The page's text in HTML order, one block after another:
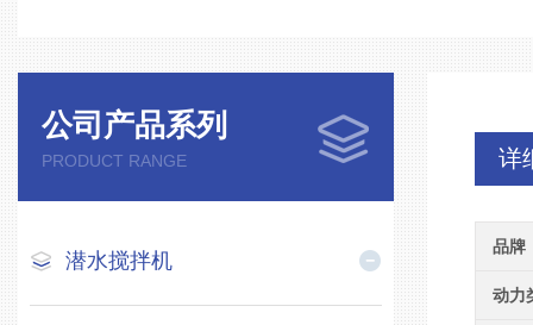
公司产品系列
PRODUCT RANGE
潜水搅拌机
详
品牌
动力